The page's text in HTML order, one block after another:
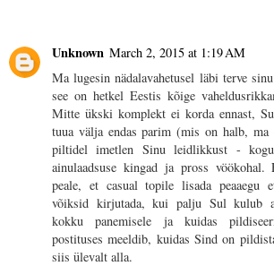
Unknown March 2, 2015 at 1:19 AM
Ma lugesin nädalavahetusel läbi terve
see on hetkel Eestis kõige
Mitte ükski komplekt ei korda ennast,
tuua välja endas parim (mis on halb, ma
piltidel imetlen Sinu leidlikkust - kogu
ainulaadsuse kingad ja pross
peale, et casual topile lisada peaaegu
võiksid kirjutada, kui palju Sul kulub
kokku panemisele ja kuidas
postituses meeldib, kuidas Sind on
siis ülevalt alla.